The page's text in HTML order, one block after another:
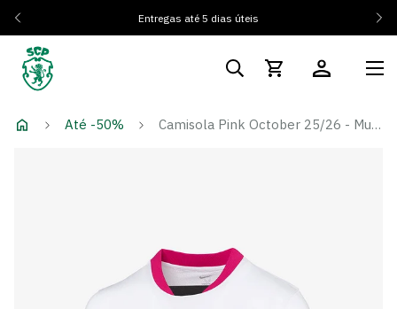
Entregas até 5 dias úteis
Até -50% Camisola Pink October 25/26 - Mulher